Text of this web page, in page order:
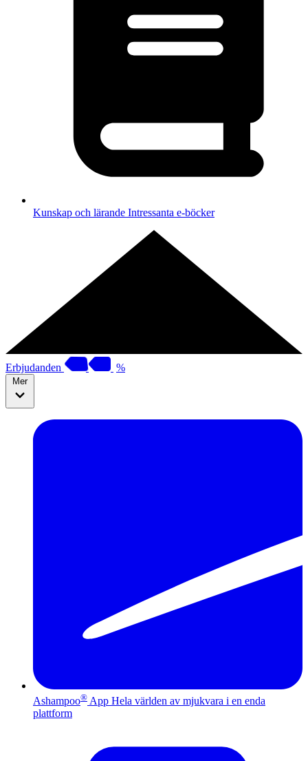
Kunskap och lärande Intressanta e-böcker
Erbjudanden %
Mer
Ashampoo® App Hela världen av mjukvara i en enda
plattform